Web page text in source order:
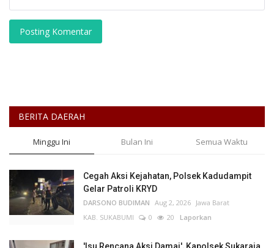
Posting Komentar
BERITA DAERAH
Minggu Ini Bulan Ini Semua Waktu
Cegah Aksi Kejahatan, Polsek Kadudampit
Gelar Patroli KRYD
DARSONO BUDIMAN Aug 2, 2026 Jawa Barat
KAB. SUKABUMI
0 20 Laporkan
'Isu Rencana Aksi Damai', Kapolsek Sukaraja